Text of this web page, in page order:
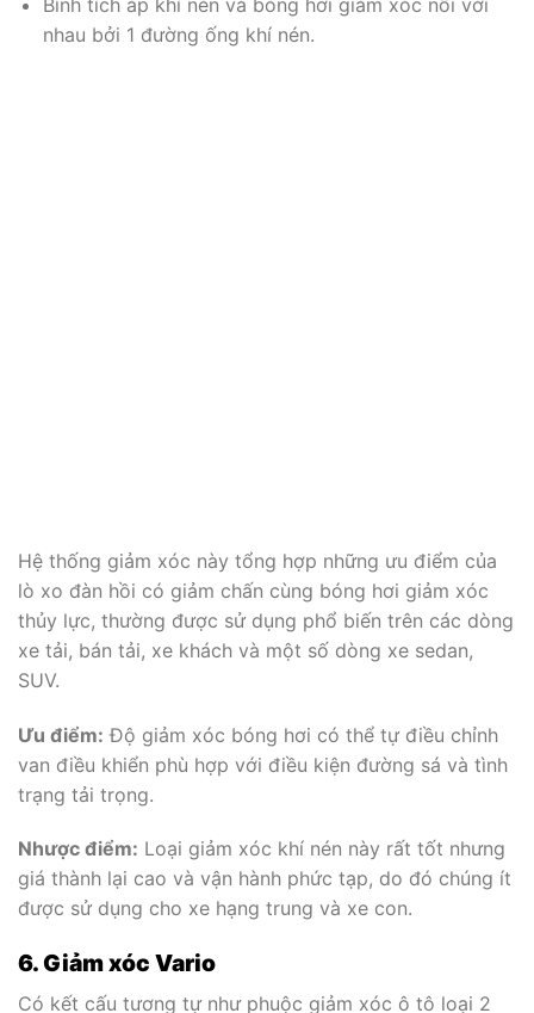
Bình tích áp khí nén và bóng hơi giảm xóc nối với
nhau bởi 1 đường ống khí nén.
Hệ thống giảm xóc này tổng hợp những ưu điểm của
lò xo đàn hồi có giảm chấn cùng bóng hơi giảm xóc
thủy lực, thường được sử dụng phổ biến trên các dòng
xe tải, bán tải, xe khách và một số dòng xe sedan,
SUV.
Ưu điểm: Độ giảm xóc bóng hơi có thể tự điều chỉnh
van điều khiển phù hợp với điều kiện đường sá và tình
trạng tải trọng.
Nhược điểm: Loại giảm xóc khí nén này rất tốt nhưng
giá thành lại cao và vận hành phức tạp, do đó chúng ít
được sử dụng cho xe hạng trung và xe con.
6. Giảm xóc Vario
Có kết cấu tương tự như phuộc giảm xóc ô tô loại 2